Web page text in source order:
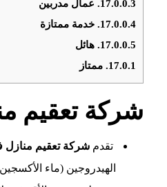
17.0.0.3. عمال مدربين
17.0.0.4. خدمة ممتازة
17.0.0.5. هائل
17.0.1. ممتاز
شركة تعقيم
تقدم شركة تعقيم منازل
الهيدروجين (ماء